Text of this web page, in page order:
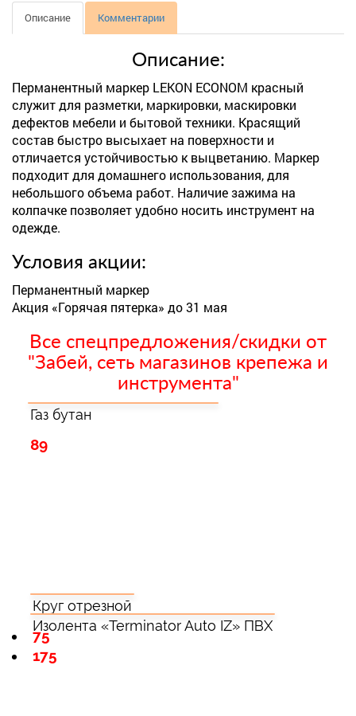
Описание Комментарии
Описание:
Перманентный маркер LEKON ECONOM красный
служит для разметки, маркировки, маскировки
дефектов мебели и бытовой техники. Красящий
состав быстро высыхает на поверхности и
отличается устойчивостью к выцветанию. Маркер
подходит для домашнего использования, для
небольшого объема работ. Наличие зажима на
колпачке позволяет удобно носить инструмент на
одежде.
Условия акции:
Перманентный маркер
Акция «Горячая пятерка» до 31 мая
Все спецпредложения/скидки от
"Забей, сеть магазинов крепежа и
инструмента"
Газ бутан
89
Изолента «Terminator Auto IZ» ПВХ
175
Круг отрезной
75